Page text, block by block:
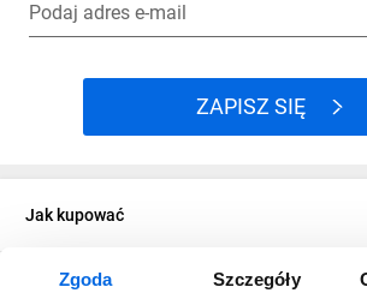
Zgoda Szczegóły
Podaj adres e-mail
ZAPISZ SIĘ
Jak kupować
O firmie